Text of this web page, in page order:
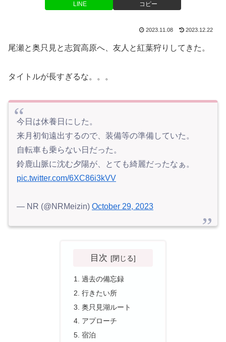
LINE コピー
2023.11.08 2023.12.22
尾瀬と奥只見と志賀高原へ、友人と紅葉狩りしてきた。
タイトルが長すぎるな。。。
今日は休養日にした。
来月初旬遠出するので、装備等の準備していた。
自転車も乗らない日だった。
鈴鹿山脈に沈む夕陽が、とても綺麗だったなぁ。
pic.twitter.com/6XC86i3kVV
— NR (@NRMeizin) October 29, 2023
目次
過去の備忘録
行きたい所
奥只見湖ルート
アプローチ
宿泊